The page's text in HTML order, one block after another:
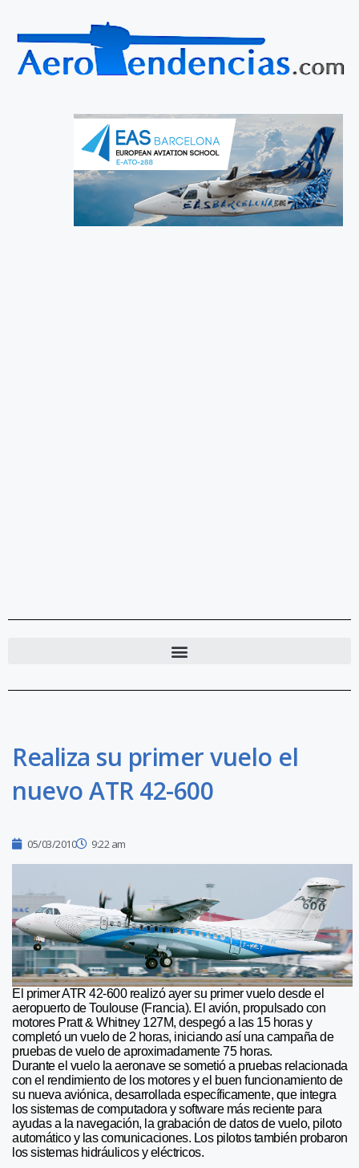
Realiza su primer vuelo el
nuevo ATR 42-600
05/03/2010 9:22 am
El primer ATR 42-600 realizó ayer su primer vuelo desde el
aeropuerto de Toulouse (Francia). El avión, propulsado con
motores Pratt & Whitney 127M, despegó a las 15 horas y
completó un vuelo de 2 horas, iniciando así una campaña de
pruebas de vuelo de aproximadamente 75 horas.
Durante el vuelo la aeronave se sometió a pruebas relacionada
con el rendimiento de los motores y el buen funcionamiento de
su nueva aviónica, desarrollada específicamente, que integra
los sistemas de computadora y software más reciente para
ayudas a la navegación, la grabación de datos de vuelo, piloto
automático y las comunicaciones. Los pilotos también probaron
los sistemas hidráulicos y eléctricos.